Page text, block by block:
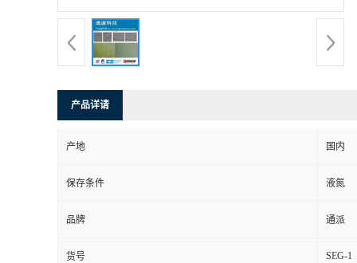
产品详请
产地 国内
保存条件 液氮
品牌 通派
货号 SEG-1